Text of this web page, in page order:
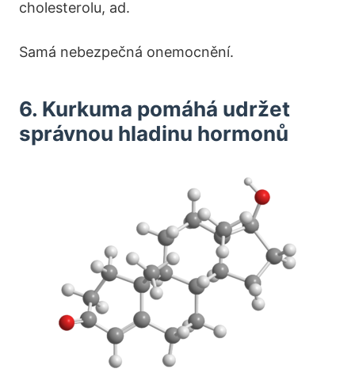
cholesterolu, ad.
Samá nebezpečná onemocnění.
6. Kurkuma pomáhá udržet
správnou hladinu hormonů